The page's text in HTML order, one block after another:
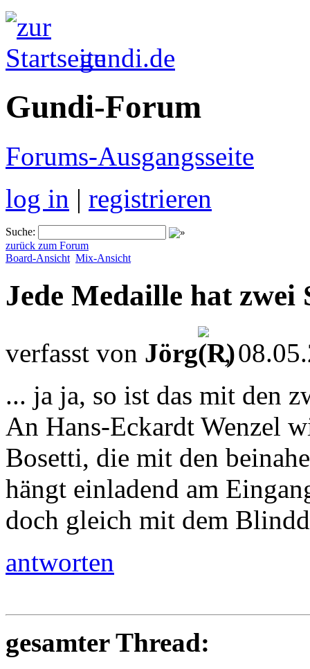
gundi.de
Gundi-Forum
Forums-Ausgangsseite
log in | registrieren
Suche:
zurück zum Forum
Board-Ansicht Mix-Ansicht
Jede Medaille hat zwei
verfasst von Jörg
,
... ja ja, so ist das mit den
An Hans-Eckardt Wenzel
Bosetti, die mit den
hängt einladend am
doch gleich mit dem
antworten
gesamter Thread: